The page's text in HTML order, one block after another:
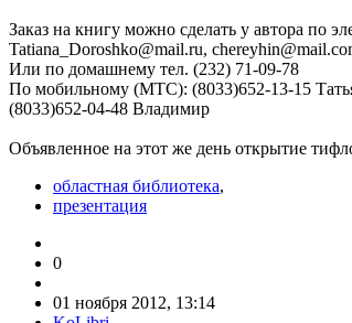
Заказ на книгу можно сделать у автора по
Tatiana_Doroshko@mail.ru,
Или по домашнему тел. (232) 71-09-78
По мобильному (МТС): (8033)652-13-15
(8033)652-04-48 Владимир
Объявленное на этот же день открытие
областная библиотека,
презентация
0
01 ноября 2012, 13:14